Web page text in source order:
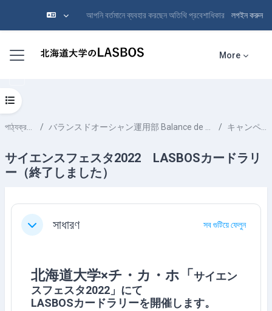
আপনি বর্তমানে ব্যবহার করছেন অতিথি প্রবেশাধিকার লগইন করুন
Side panel More
পাঠ্যক্রমসমূহ バランスドオーシャン運用部 Balance de Ocean Team キャンペーン
サイエンスフェスタ2022 LASBOSカードラリ
ー（終了しました）
Open course index
Section outline
Collapseসাধারণ সব গুটিয়ে ফেলুন
北海道大学×チ・カ・ホ「サイエン
スフェスタ2022」にて
LASBOSカードラリーを開催します。